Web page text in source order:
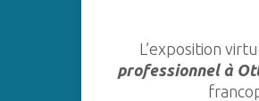
L’exposition
professionnel à